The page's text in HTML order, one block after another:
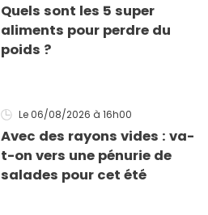
Quels sont les 5 super
aliments pour perdre du
poids ?
Le 06/08/2026 à 16h00
Avec des rayons vides : va-
t-on vers une pénurie de
salades pour cet été